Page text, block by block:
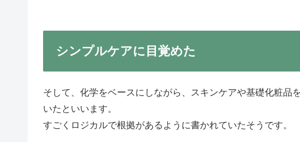
シンプルケアに目覚めた
そして、化学をベースにしながら、スキンケアや基礎化粧品
いたといいます。
すごくロジカルで根拠があるように書かれていたそうです。